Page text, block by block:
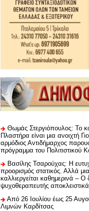
Θωμάς Στεργιόπουλος: Το
Πλαστήρα είναι μια ανοιχτή
αρμόδιος Αντιδήμαρχος
πρόγραμμα του Πολιτιστικού
Βασίλης Τσαρούχας: Η
προορισμός στατικός. Αλλά
καλλιεργείται καθημερινά – Ο
ψυχοθεραπευτής
Από 26 Ιουλίου έως 25
Λιμνών Καρδίτσας